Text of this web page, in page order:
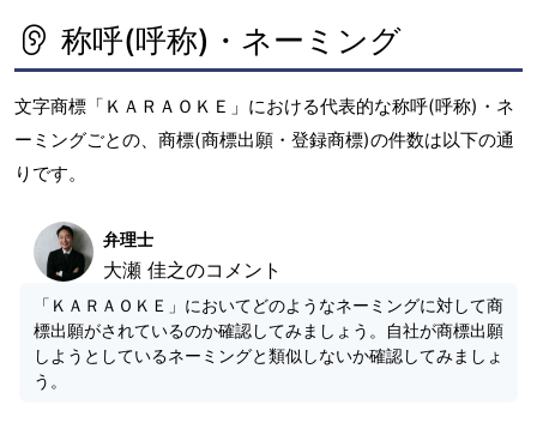
称呼(呼称)・ネーミング
文字商標「ＫＡＲＡＯＫＥ」における代表的な称呼(呼称)・ネ
ーミングごとの、商標(商標出願・登録商標)の件数は以下の通
りです。
弁理士
大瀬 佳之のコメント
「ＫＡＲＡＯＫＥ」においてどのようなネーミングに対して商
標出願がされているのか確認してみましょう。自社が商標出願
しようとしているネーミングと類似しないか確認してみましょ
う。